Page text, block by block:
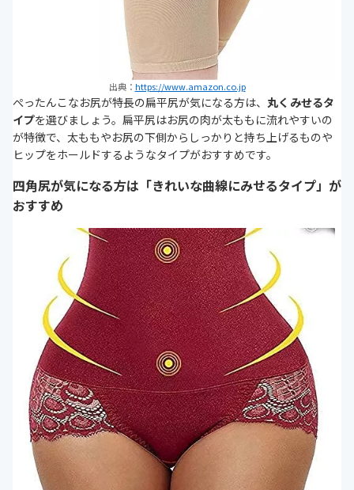
出典： https://www.amazon.co.jp
ぺったんこなお尻が特長の扁平尻が気になる方は、 丸くみせるタ
イプを選びましょう。扁平尻はお尻の肉が太ももに流れやすいの
が特徴で、太ももやお尻の下側からしっかりと持ち上げるものや
ヒップをホールドするようなタイプがおすすめです。
四角尻が気になる方は「きれいな曲線にみせるタイプ」が
おすすめ